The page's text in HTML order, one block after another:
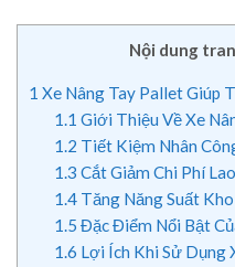
Nội dung
1 Xe Nâng Tay Pallet Giúp
1.1 Giới Thiệu Về Xe
1.2 Tiết Kiệm Nhân
1.3 Cắt Giảm Chi Phí
1.4Tăng Năng Suất Kho
1.5 Đặc Điểm Nổi Bật
1.6 Lợi Ích Khi Sử Dụng